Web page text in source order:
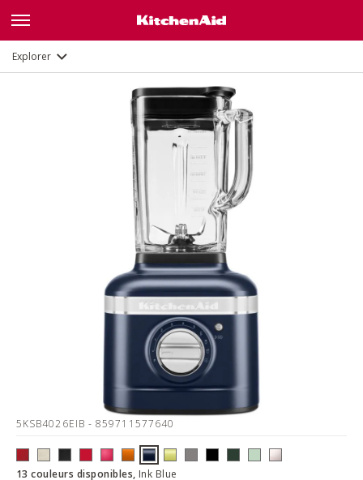
Explorer
5KSB4026EIB - 859711577640
13 couleurs disponibles, Ink Blue